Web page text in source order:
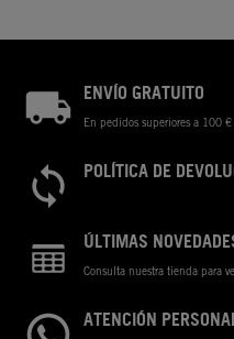
ENVÍO GRATUITO
En pedidos superiores a 100 €
POLÍTICA DE
ÚLTIMAS
Consulta nuestra tienda para
ATENCIÓN